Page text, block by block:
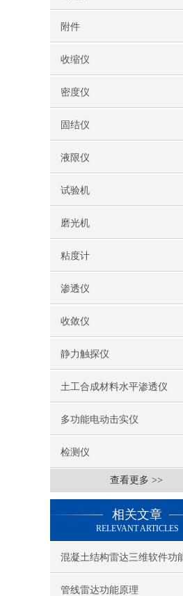
附件
收缩仪
密度仪
固结仪
液限仪
试验机
磨光机
粘度计
渗透仪
收敛仪
静力触探仪
土工合成材料水平渗透仪
多功能电动击实仪
检测仪
查看更多 >>
相关文章
RELEVANT ARTICLES
混凝土结构雷达三维软件功
管线雷达功能原理